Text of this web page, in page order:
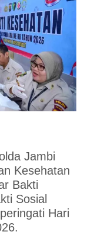
Jambi
Kesehatan
Bakti
Sosial
Hari